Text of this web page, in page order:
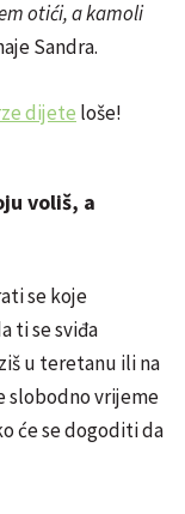
otići, a kamoli
Sandra.
dijete loše!
voliš, a
se koje
ti se sviđa
u teretanu ili na
slobodno vrijeme
će se dogoditi da